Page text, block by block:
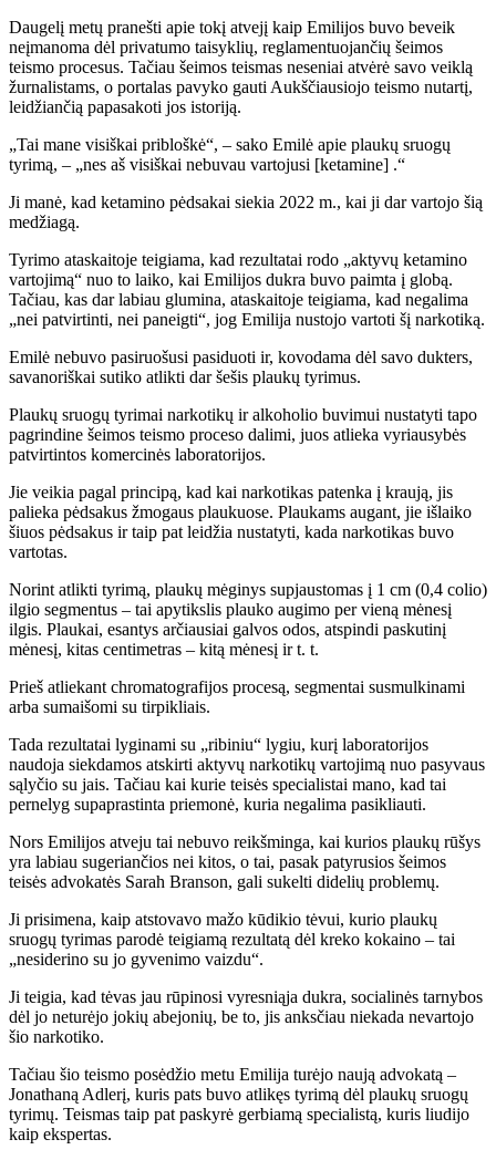
Daugelį metų pranešti apie tokį atvejį kaip Emilijos buvo beveik
neįmanoma dėl privatumo taisyklių, reglamentuojančių šeimos
teismo procesus. Tačiau šeimos teismas neseniai atvėrė savo veiklą
žurnalistams, o portalas pavyko gauti Aukščiausiojo teismo nutartį,
leidžiančią papasakoti jos istoriją.
„Tai mane visiškai pribloškė“, – sako Emilė apie plaukų sruogų
tyrimą, – „nes aš visiškai nebuvau vartojusi [ketamine] .“
Ji manė, kad ketamino pėdsakai siekia 2022 m., kai ji dar vartojo šią
medžiagą.
Tyrimo ataskaitoje teigiama, kad rezultatai rodo „aktyvų ketamino
vartojimą“ nuo to laiko, kai Emilijos dukra buvo paimta į globą.
Tačiau, kas dar labiau glumina, ataskaitoje teigiama, kad negalima
„nei patvirtinti, nei paneigti“, jog Emilija nustojo vartoti šį narkotiką.
Emilė nebuvo pasiruošusi pasiduoti ir, kovodama dėl savo dukters,
savanoriškai sutiko atlikti dar šešis plaukų tyrimus.
Plaukų sruogų tyrimai narkotikų ir alkoholio buvimui nustatyti tapo
pagrindine šeimos teismo proceso dalimi, juos atlieka vyriausybės
patvirtintos komercinės laboratorijos.
Jie veikia pagal principą, kad kai narkotikas patenka į kraują, jis
palieka pėdsakus žmogaus plaukuose. Plaukams augant, jie išlaiko
šiuos pėdsakus ir taip pat leidžia nustatyti, kada narkotikas buvo
vartotas.
Norint atlikti tyrimą, plaukų mėginys supjaustomas į 1 cm (0,4 colio)
ilgio segmentus – tai apytikslis plauko augimo per vieną mėnesį
ilgis. Plaukai, esantys arčiausiai galvos odos, atspindi paskutinį
mėnesį, kitas centimetras – kitą mėnesį ir t. t.
Prieš atliekant chromatografijos procesą, segmentai susmulkinami
arba sumaišomi su tirpikliais.
Tada rezultatai lyginami su „ribiniu“ lygiu, kurį laboratorijos
naudoja siekdamos atskirti aktyvų narkotikų vartojimą nuo pasyvaus
sąlyčio su jais. Tačiau kai kurie teisės specialistai mano, kad tai
pernelyg supaprastinta priemonė, kuria negalima pasikliauti.
Nors Emilijos atveju tai nebuvo reikšminga, kai kurios plaukų rūšys
yra labiau sugeriančios nei kitos, o tai, pasak patyrusios šeimos
teisės advokatės Sarah Branson, gali sukelti didelių problemų.
Ji prisimena, kaip atstovavo mažo kūdikio tėvui, kurio plaukų
sruogų tyrimas parodė teigiamą rezultatą dėl kreko kokaino – tai
„nesiderino su jo gyvenimo vaizdu“.
Ji teigia, kad tėvas jau rūpinosi vyresniąja dukra, socialinės tarnybos
dėl jo neturėjo jokių abejonių, be to, jis anksčiau niekada nevartojo
šio narkotiko.
Tačiau šio teismo posėdžio metu Emilija turėjo naują advokatą –
Jonathaną Adlerį, kuris pats buvo atlikęs tyrimą dėl plaukų sruogų
tyrimų. Teismas taip pat paskyrė gerbiamą specialistą, kuris liudijo
kaip ekspertas.